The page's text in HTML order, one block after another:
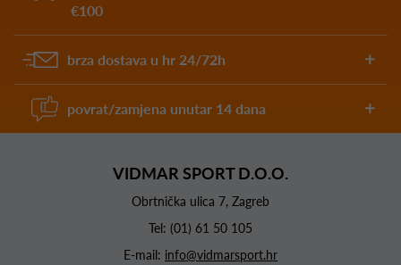
€100
brza dostava u hr 24/72h
povrat/zamjena unutar 14 dana
VIDMAR SPORT D.O.O.
Obrtnička ulica 7, Zagreb
Tel: (01) 61 50 105
E-mail: info@vidmarsport.hr